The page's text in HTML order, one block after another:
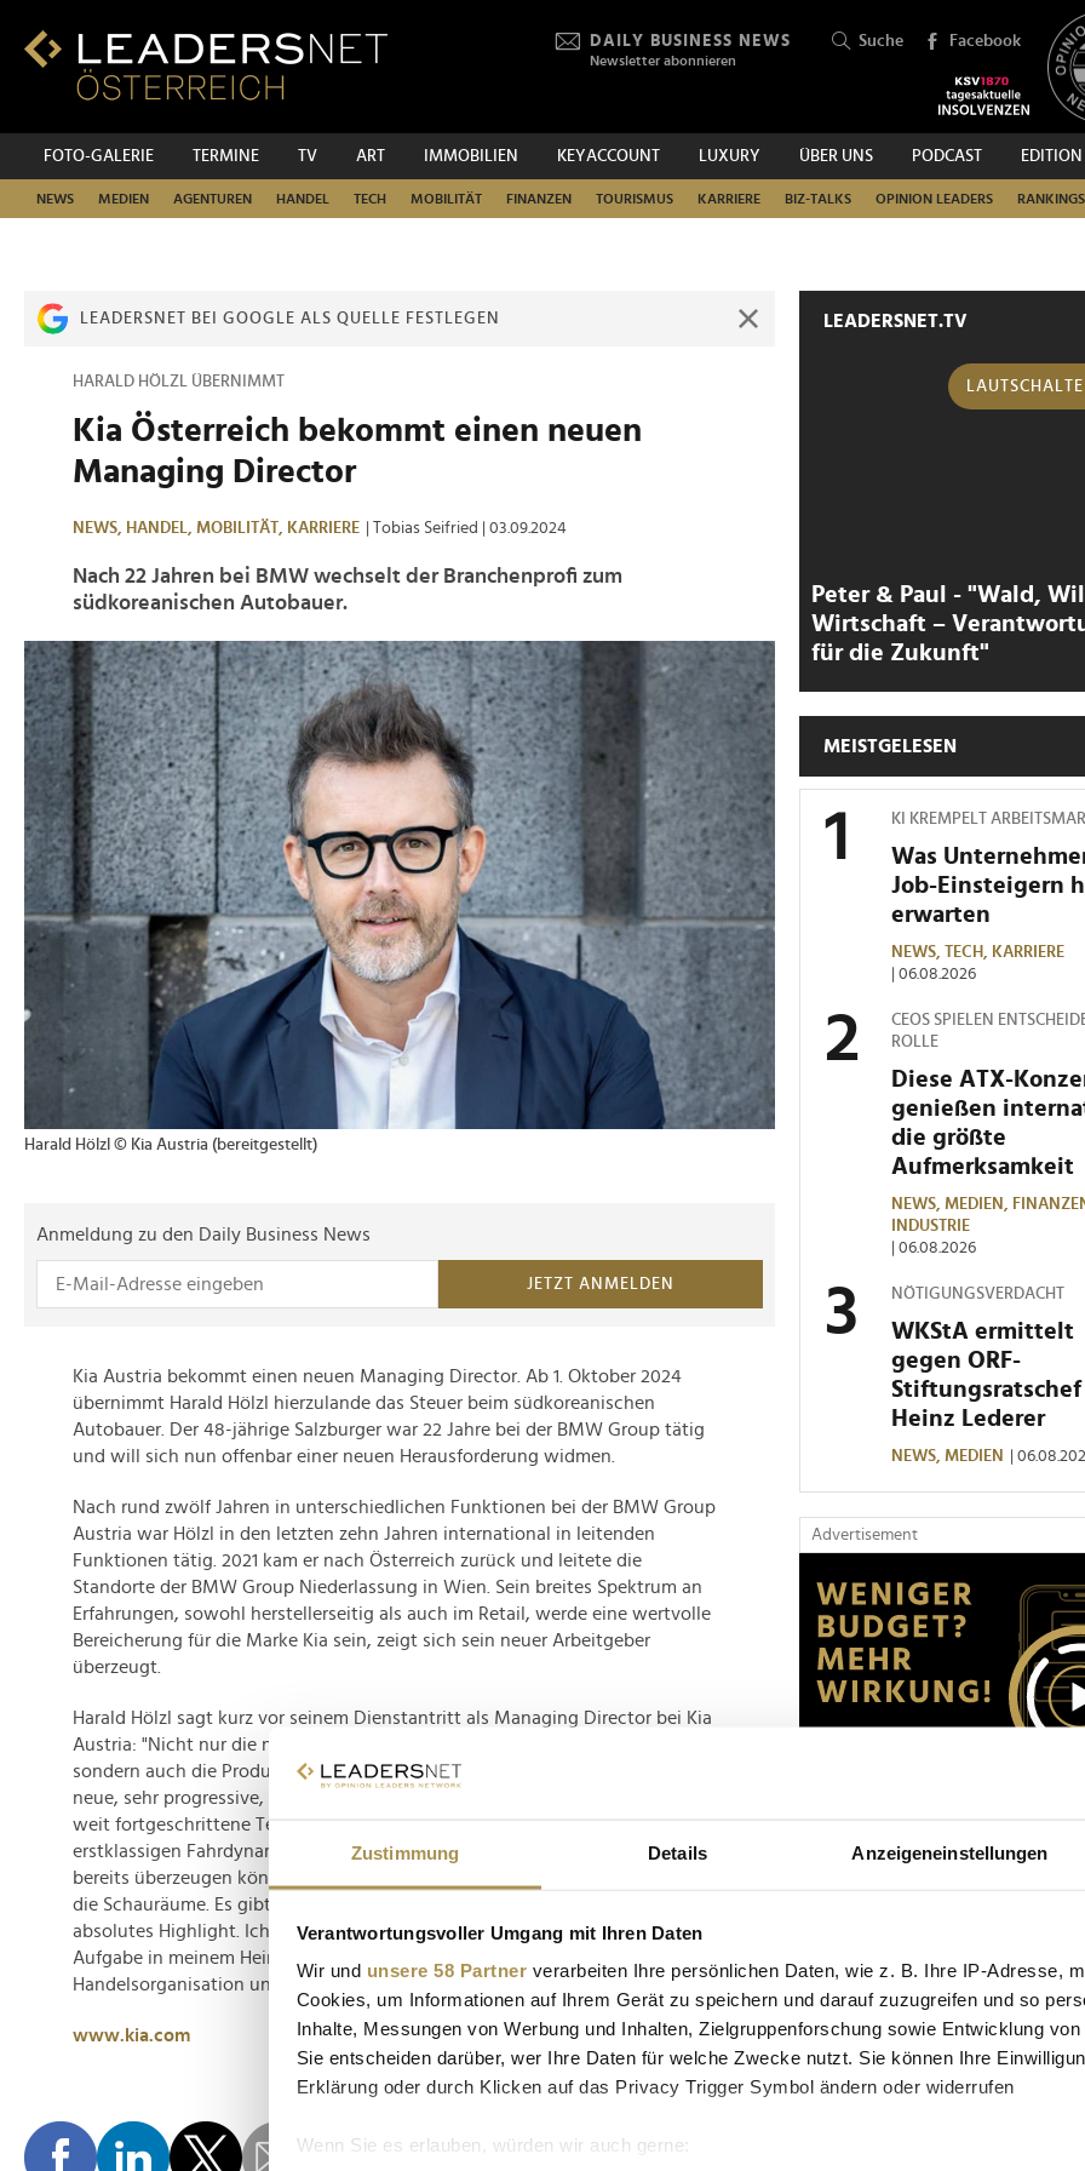
Zustimmung Details Anzeigeneinstellungen
Verantwortungsvoller Umgang mit Ihren Daten
Wir und unsere 58 Partner verarbeiten Ihre persönlichen Daten, wie z. B. Ihre IP-Adresse,
Cookies, um Informationen auf Ihrem Gerät zu speichern und darauf zuzugreifen und so
Inhalte, Messungen von Werbung und Inhalten, Zielgruppenforschung sowie Entwicklung
Sie entscheiden darüber, wer Ihre Daten für welche Zwecke nutzt. Sie können Ihre
Erklärung oder durch Klicken auf das Privacy Trigger Symbol ändern oder widerrufen
Wenn Sie es erlauben, würden wir auch gerne:
Inhalt
Fußzeilen-
DAILY BUSINESS NEWS
Newsletter abonnieren
Suche Facebook
FOTO-GALERIE TERMINE TV ART IMMOBILIEN KEYACCOUNT LUXURY ÜBER UNS PODCAST EDITION
NEWS MEDIEN AGENTUREN HANDEL TECH MOBILITÄT FINANZEN TOURISMUS KARRIERE BIZ-TALKS OPINION LEADERS RANKINGS
SUCHEN
LEADERSNET BEI GOOGLE ALS QUELLE FESTLEGEN
HARALD HÖLZL ÜBERNIMMT
Kia Österreich bekommt einen neuen
Managing Director
NEWS, HANDEL, MOBILITÄT, KARRIERE | Tobias Seifried | 03.09.2024
Nach 22 Jahren bei BMW wechselt der Branchenprofi zum
südkoreanischen Autobauer.
>
Harald Hölzl © Kia Austria (bereitgestellt)
Anmeldung zu den Daily Business News
JETZT ANMELDEN
Kia Austria bekommt einen neuen Managing Director. Ab 1. Oktober 2024
übernimmt Harald Hölzl hierzulande das Steuer beim südkoreanischen
Autobauer. Der 48-jährige Salzburger war 22 Jahre bei der BMW Group tätig
und will sich nun offenbar einer neuen Herausforderung widmen.
Nach rund zwölf Jahren in unterschiedlichen Funktionen bei der BMW Group
Austria war Hölzl in den letzten zehn Jahren international in leitenden
Funktionen tätig. 2021 kam er nach Österreich zurück und leitete die
Standorte der BMW Group Niederlassung in Wien. Sein breites Spektrum an
Erfahrungen, sowohl herstellerseitig als auch im Retail, werde eine wertvolle
Bereicherung für die Marke Kia sein, zeigt sich sein neuer Arbeitgeber
überzeugt.
Harald Hölzl sagt kurz vor seinem Dienstantritt als Managing Director bei Kia
Austria: "Nicht nur die neue Kia Produktstrategie ist unglaublich überzeugend,
sondern auch die Produkte selbst sind auf einem extrem hohen Niveau. Die
neue, sehr progressive, moderne Designsprache einerseits, wie auch die sehr
weit fortgeschrittene Technologie, sprechen mich sehr an. Auch von der
erstklassigen Fahrdynamik des EV6 und vor allem des EV9 habe ich mich
bereits überzeugen können. Als nächstes kommt der EV3 gegen Jahresende in
die Schauräume. Es gibt schon viele Vorbestellungen, und das wird sicher ein
absolutes Highlight. Ich freue mich also schon ganz besonders auf die neue
Aufgabe in meinem Heimatland, das Team von Kia Austria, die Kia
Handelsorganisation und natürlich auf unsere Kund:innen."
www.kia.com
LEADERSNET.TV
Peter & Paul - "Wald,
Wirtschaft –
für die Zukunft"
MEISTGELESEN
KI KREMPELT
Was
Job-Einsteigern
erwarten
NEWS, TECH,
KARRIERE
| 06.08.2026
CEOS SPIELEN
ROLLE
Diese ATX-
genießen
die größte
Aufmerksamkeit
NEWS, MEDIEN,
INDUSTRIE
| 06.08.2026
NÖTIGUNGSVERDACHT
WKStA ermittelt
gegen ORF-
Stiftungsratschef
Heinz Lederer
NEWS, MEDIEN |
Advertisement